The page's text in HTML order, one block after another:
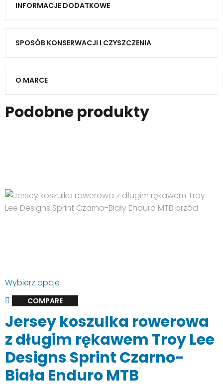
INFORMACJE DODATKOWE
SPOSÓB KONSERWACJI I CZYSZCZENIA
O MARCE
Podobne produkty
Wybierz opcje
produkt
ma
wiele
wariantów.
Opcje
można
wybrać
na
COMPARE
Jersey koszulka rowerowa
z długim rękawem Troy Lee
Designs Sprint Czarno-
Biała Enduro MTB